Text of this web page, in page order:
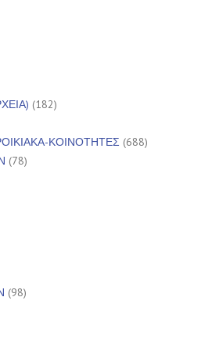
(182)
ΚΟΙΝΟΤΗΤΕΣ (688)
(78)
(98)